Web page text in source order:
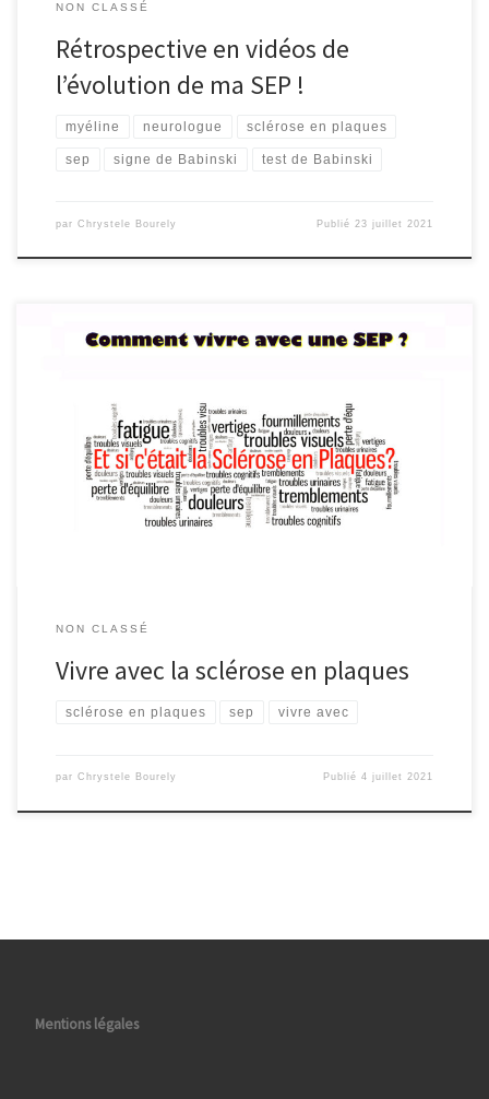
NON CLASSÉ
Rétrospective en vidéos de
l’évolution de ma SEP !
myéline neurologue sclérose en plaques
sep signe de Babinski test de Babinski
par Chrystele Bourely Publié 23 juillet 2021
Deux types de SEP (sclérose en plaques) Il y a SEP et SEP ! On ne
peut pas comparer la vie avec cette maladie de forme bénigne
d’une vie avec une SEP sévère ou d’emblée progressive. dans la
forme récurrente – rémittente, il existe de nos jours bon nombre
NON CLASSÉ
Vivre avec la sclérose en plaques
sclérose en plaques sep vivre avec
par Chrystele Bourely Publié4 juillet 2021
Mentions légales